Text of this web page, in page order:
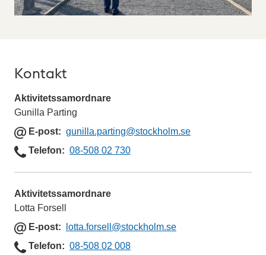
Kontakt
Aktivitetssamordnare
Gunilla Parting
E-post
E
o
t
gunilla.parting@stockholm.se
Telefon
Telefon
08-508 02 730
Aktivitetssamordnare
Lotta Forsell
E-post
Elotta.forsell @stockholm.se
Telefon
Telefon
08-508 02 008